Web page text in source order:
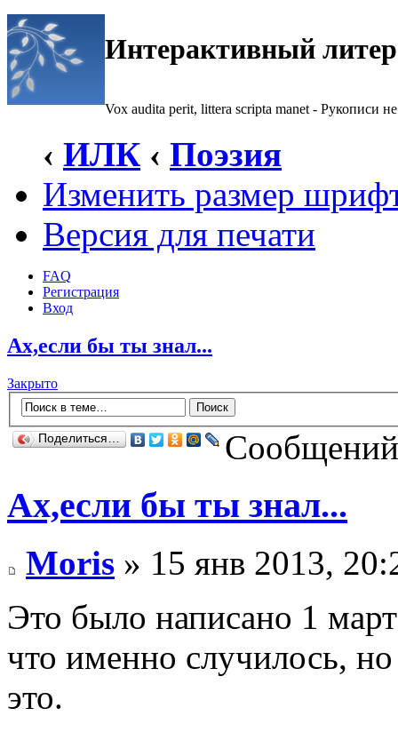
Интерактивный
Vox audita perit, littera scripta manet - Рукописи не
‹ ИЛК ‹ Поэзия
Изменить размер
Версия для печати
FAQ
Регистрация
Вход
Ах,если бы ты знал...
Закрыто
Поделиться…
Ах,если бы ты знал...
Moris » 15 янв 2013,
Это было написано 1
что именно случилось,
это.